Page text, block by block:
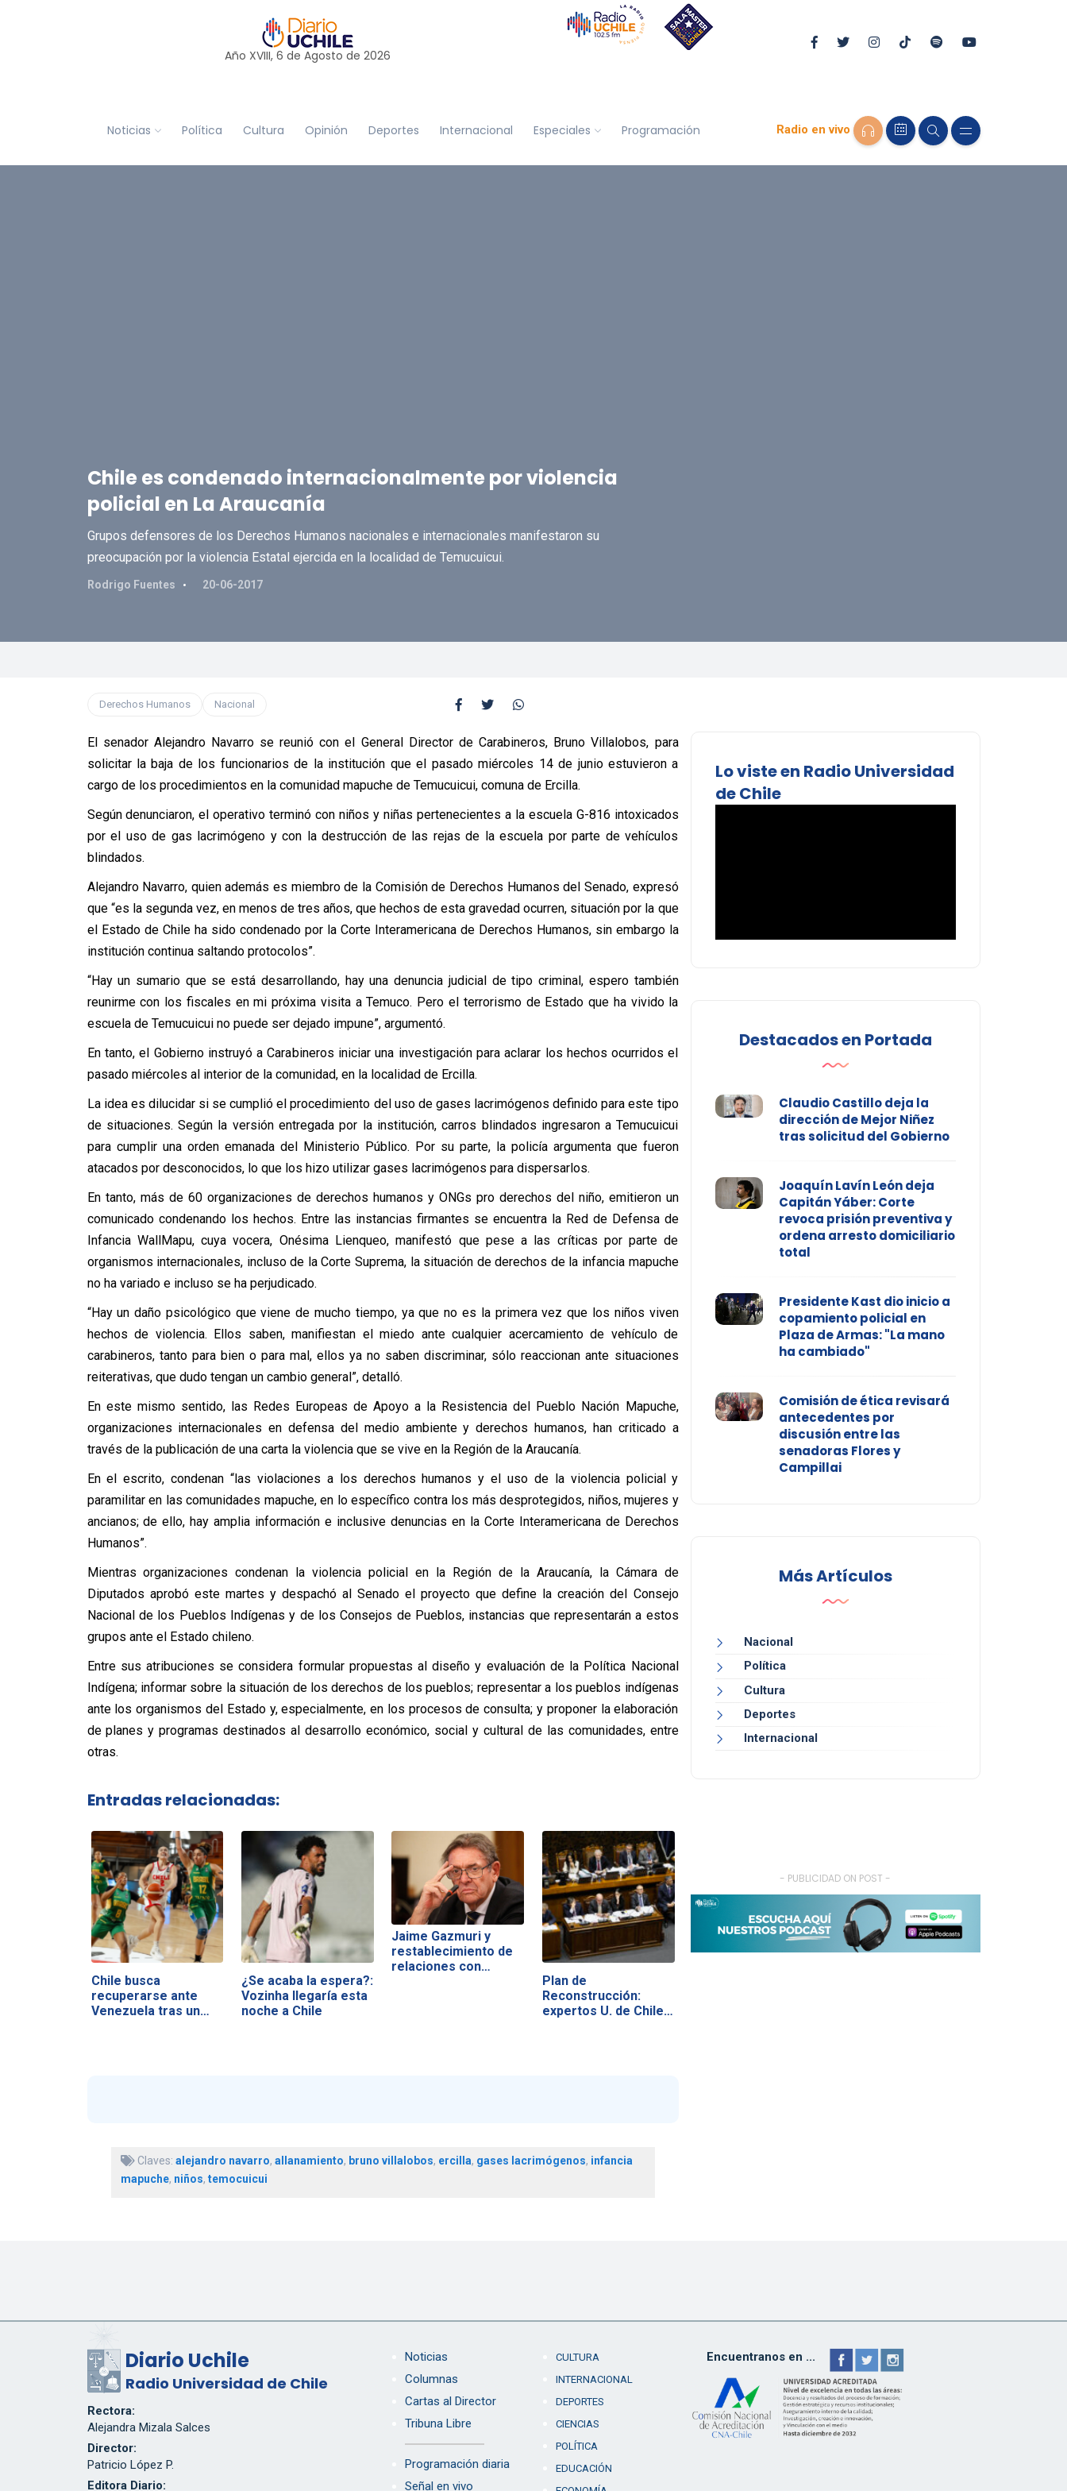
Año XVIII, 6 de Agosto de 2026
Noticias Política Cultura Opinión Deportes Internacional Especiales Programación Radio en vivo
Chile es condenado internacionalmente por violencia
policial en La Araucanía
Grupos defensores de los Derechos Humanos nacionales e internacionales manifestaron su
preocupación por la violencia Estatal ejercida en la localidad de Temucuicui.
Rodrigo Fuentes 20-06-2017
Derechos Humanos Nacional
El senador Alejandro Navarro se reunió con el General Director de Carabineros, Bruno Villalobos, para
solicitar la baja de los funcionarios de la institución que el pasado miércoles 14 de junio estuvieron a
cargo de los procedimientos en la comunidad mapuche de Temucuicui, comuna de Ercilla.
Según denunciaron, el operativo terminó con niños y niñas pertenecientes a la escuela G-816 intoxicados
por el uso de gas lacrimógeno y con la destrucción de las rejas de la escuela por parte de vehículos
blindados.
Alejandro Navarro, quien además es miembro de la Comisión de Derechos Humanos del Senado, expresó
que “es la segunda vez, en menos de tres años, que hechos de esta gravedad ocurren, situación por la que
el Estado de Chile ha sido condenado por la Corte Interamericana de Derechos Humanos, sin embargo la
institución continua saltando protocolos”.
“Hay un sumario que se está desarrollando, hay una denuncia judicial de tipo criminal, espero también
reunirme con los fiscales en mi próxima visita a Temuco. Pero el terrorismo de Estado que ha vivido la
escuela de Temucuicui no puede ser dejado impune”, argumentó.
En tanto, el Gobierno instruyó a Carabineros iniciar una investigación para aclarar los hechos ocurridos el
pasado miércoles al interior de la comunidad, en la localidad de Ercilla.
La idea es dilucidar si se cumplió el procedimiento del uso de gases lacrimógenos definido para este tipo
de situaciones. Según la versión entregada por la institución, carros blindados ingresaron a Temucuicui
para cumplir una orden emanada del Ministerio Público. Por su parte, la policía argumenta que fueron
atacados por desconocidos, lo que los hizo utilizar gases lacrimógenos para dispersarlos.
En tanto, más de 60 organizaciones de derechos humanos y ONGs pro derechos del niño, emitieron un
comunicado condenando los hechos. Entre las instancias firmantes se encuentra la Red de Defensa de
Infancia WallMapu, cuya vocera, Onésima Lienqueo, manifestó que pese a las críticas por parte de
organismos internacionales, incluso de la Corte Suprema, la situación de derechos de la infancia mapuche
no ha variado e incluso se ha perjudicado.
“Hay un daño psicológico que viene de mucho tiempo, ya que no es la primera vez que los niños viven
hechos de violencia. Ellos saben, manifiestan el miedo ante cualquier acercamiento de vehículo de
carabineros, tanto para bien o para mal, ellos ya no saben discriminar, sólo reaccionan ante situaciones
reiterativas, que dudo tengan un cambio general”, detalló.
En este mismo sentido, las Redes Europeas de Apoyo a la Resistencia del Pueblo Nación Mapuche,
organizaciones internacionales en defensa del medio ambiente y derechos humanos, han criticado a
través de la publicación de una carta la violencia que se vive en la Región de la Araucanía.
En el escrito, condenan “las violaciones a los derechos humanos y el uso de la violencia policial y
paramilitar en las comunidades mapuche, en lo específico contra los más desprotegidos, niños, mujeres y
ancianos; de ello, hay amplia información e inclusive denuncias en la Corte Interamericana de Derechos
Humanos”.
Mientras organizaciones condenan la violencia policial en la Región de la Araucanía, la Cámara de
Diputados aprobó este martes y despachó al Senado el proyecto que define la creación del Consejo
Nacional de los Pueblos Indígenas y de los Consejos de Pueblos, instancias que representarán a estos
grupos ante el Estado chileno.
Entre sus atribuciones se considera formular propuestas al diseño y evaluación de la Política Nacional
Indígena; informar sobre la situación de los derechos de los pueblos; representar a los pueblos indígenas
ante los organismos del Estado y, especialmente, en los procesos de consulta; y proponer la elaboración
de planes y programas destinados al desarrollo económico, social y cultural de las comunidades, entre
otras.
Entradas relacionadas:
Chile busca
recuperarse ante
Venezuela tras un
¿Se acaba la espera?:
Vozinha llegaría esta
noche a Chile
Jaime Gazmuri y
restablecimiento de
relaciones con…
Plan de
Reconstrucción:
expertos U. de Chile…
Claves: alejandro navarro, allanamiento, bruno villalobos, ercilla, gases lacrimógenos, infancia
mapuche, niños, temocuicui
Lo viste en Radio Universidad
de Chile
Destacados en Portada
Claudio Castillo deja la
dirección de Mejor Niñez
tras solicitud del Gobierno
Joaquín Lavín León deja
Capitán Yáber: Corte
revoca prisión preventiva y
ordena arresto domiciliario
total
Presidente Kast dio inicio a
copamiento policial en
Plaza de Armas: "La mano
ha cambiado"
Comisión de ética revisará
antecedentes por
discusión entre las
senadoras Flores y
Campillai
Más Artículos
Nacional
Política
Cultura
Deportes
Internacional
- PUBLICIDAD ON POST -
Diario Uchile
Radio Universidad de Chile
Rectora:
Alejandra Mizala Salces
Director:
Patricio López P.
Editora Diario:
Noticias
Columnas
Cartas al Director
Tribuna Libre
Programación diaria
Señal en vivo
CULTURA
INTERNACIONAL
DEPORTES
CIENCIAS
POLÍTICA
EDUCACIÓN
Encuentranos en ...